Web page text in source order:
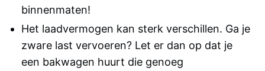
binnenmaten!
Het laadvermogen kan sterk verschillen. Ga je
zware last vervoeren? Let er dan op dat je
een bakwagen huurt die genoeg